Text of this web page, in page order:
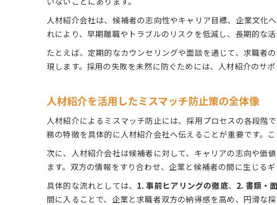
人
人
人
現場で
人
人
人
人材紹
人
人材紹介会社は、候補者の志向性やキャリア目標、企業文化
れにより、早期離職やトラブルのリスクを低減し、長期的な
たとえば、定期的なカウンセリングや面談を通じて、求職者
現します。採用の失敗を未然に防ぐためには、人材紹介のサ
人材紹介を活用したミスマッチ防止策の全体像
人材紹介によるミスマッチ防止には、採用プロセスの各段階
務の特徴を具体的に人材紹介会社へ伝えることが重要です。
次に、人材紹介会社は候補者に対して、キャリアの志向や価
ます。双方の情報をすり合わせ、企業と候補者の間に生じる
具体的な流れとしては、 1. 事前ヒアリングの徹底、 2. 書類・
間に入ることで、企業と求職者双方の納得感を高め、円滑な採